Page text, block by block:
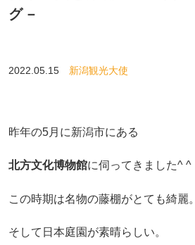
グ－
2022.05.15 新潟観光大使
昨年の5月に新潟市にある
北方文化博物館に伺ってきました^ ^
この時期は名物の藤棚がとても綺麗。
そして日本庭園が素晴らしい。